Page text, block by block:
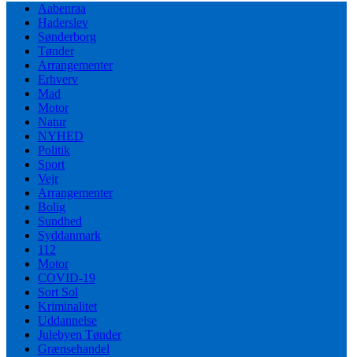
Aabenraa
Haderslev
Sønderborg
Tønder
Arrangementer
Erhverv
Mad
Motor
Natur
NYHED
Politik
Sport
Vejr
Arrangementer
Bolig
Sundhed
Syddanmark
112
Motor
COVID-19
Sort Sol
Kriminalitet
Uddannelse
Julebyen Tønder
Grænsehandel